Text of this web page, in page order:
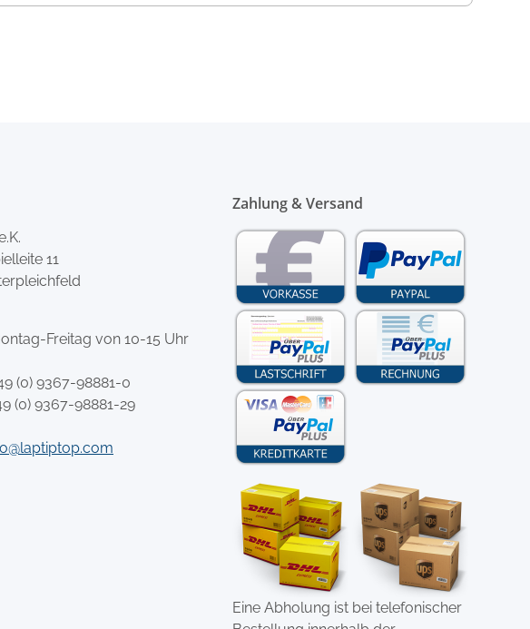
11
Freitag von 10-15 Uhr
(0) 9367-98881-0
(0) 9367-98881-29
Zahlung & Versand
Eine Abholung ist bei telefonischer